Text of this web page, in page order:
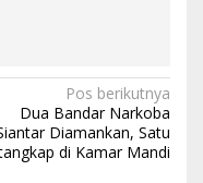
Pos berikutnya
Dua Bandar Narkoba
Diamankan, Satu
di Kamar Mandi